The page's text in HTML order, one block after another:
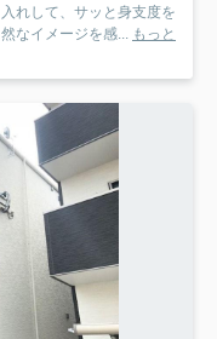
れして、サッと身支度を
なイメージを感... もっと